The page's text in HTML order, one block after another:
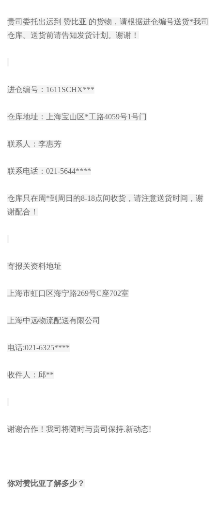
贵司委托出运到 赞比亚 的货物，请根据进仓编号送货*我司
仓库。送货前请告知发货计划。谢谢！
进仓编号：1611SCHX***
仓库地址：上海宝山区*工路4059号1号门
联系人：李惠芳
联系电话：021-5644****
仓库只在周*到周日的8-18点间收货，请注意送货时间，谢
谢配合！
寄报关资料地址
上海市虹口区海宁路269号C座702室
上海中远物流配送有限公司
电话:021-6325****
收件人：邱**
谢谢合作！我司将随时与贵司保持.新动态!
你对赞比亚了解多少？